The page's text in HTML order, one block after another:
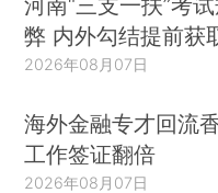
弊 内外勾结提前获
2026年08月07日
海外金融专才回流
工作签证翻倍
2026年08月07日